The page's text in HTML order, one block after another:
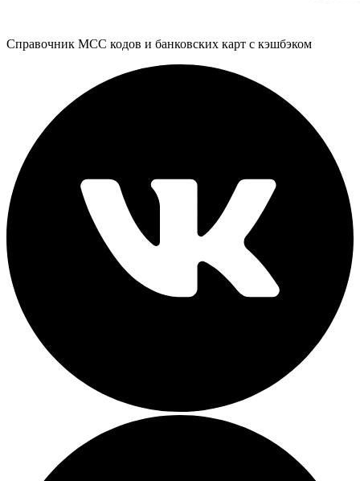
Справочник MCC кодов и банковских карт с кэшбэком